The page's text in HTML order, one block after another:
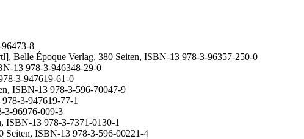
8
Belle Époque Verlag, 380 Seiten, ISBN-13 978-3-96357-250-0
13 978-3-946348-29-0
3-947619-61-0
ISBN-13 978-3-596-70047-9
3-947619-77-1
3-96976-009-3
ISBN-13 978-3-7371-0130-1
Seiten, ISBN-13 978-3-596-00221-4